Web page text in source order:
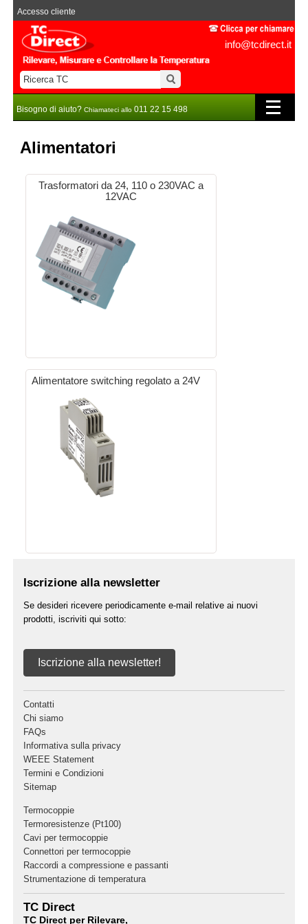
info@tcdirect.it
Accesso cliente
Bisogno di aiuto? Chiamateci allo 011 22 15 498
Alimentatori
Trasformatori da 24, 110 o 230VAC a
12VAC
Alimentatore switching regolato a 24V
Iscrizione alla newsletter
Se desideri ricevere periodicamente e-mail relative ai nuovi
prodotti, iscriviti qui sotto:
Iscrizione alla newsletter!
Contatti
Chi siamo
FAQs
Informativa sulla privacy
WEEE Statement
Termini e Condizioni
Sitemap
Termocoppie
Termoresistenze (Pt100)
Cavi per termocoppie
Connettori per termocoppie
Raccordi a compressione e passanti
Strumentazione di temperatura
TC Direct
TC Direct per Rilevare,